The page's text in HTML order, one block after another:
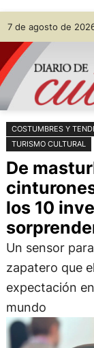
Saltar
al
contenido
Skip
to
content
7 de agosto de
COSTUMBRES Y
TURISMO CULTURAL
De
los 10
Un sensor
zapatero que
expectación
mundo